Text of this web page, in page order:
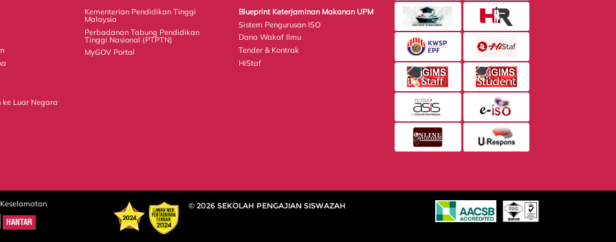
ke Luar Negara
Kementerian Pendidikan Tinggi
Malaysia
Perbadanan Tabung Pendidikan
Tinggi Nasional (PTPTN)
MyGOV Portal
Blueprint Keterjaminan Makanan UPM
Sistem Pengurusan ISO
Dana Wakaf Ilmu
Tender & Kontrak
HiStaf
© 2026 SEKOLAH PENGAJIAN SISWAZAH